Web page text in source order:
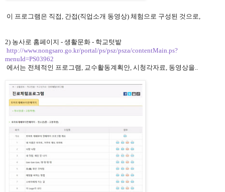
이 프로그램은 직접, 간접(직업소개 동영상) 체험으로 구성된 것으로,
2) 농사로 홈페이지 - 생활문화 - 학교텃밭
http://www.nongsaro.go.kr/portal/ps/psz/psza/contentMain.ps?
menuId=PS03962
에서는 전체적인 프로그램, 교수활동계획안, 시청각자료, 동영상을..